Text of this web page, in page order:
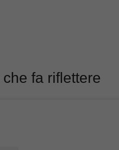
fa riflettere